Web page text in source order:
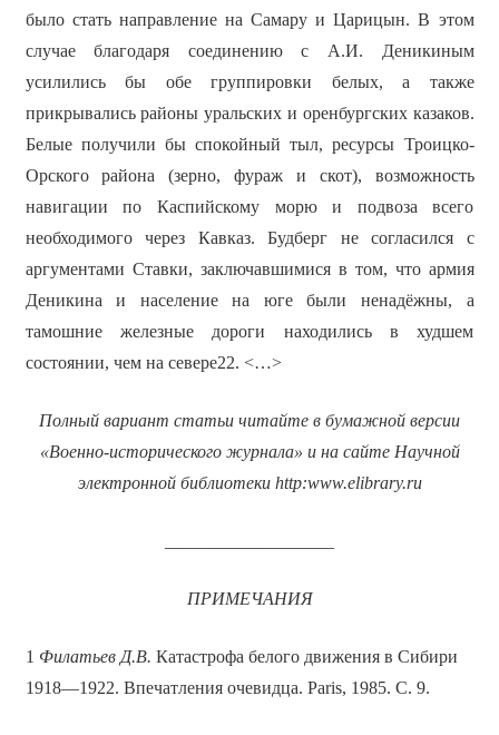
было стать направление на Самару и Царицын. В этом
случае благодаря соединению с А.И. Деникиным
усилились бы обе группировки белых, а также
прикрывались районы уральских и оренбургских казаков.
Белые получили бы спокойный тыл, ресурсы Троицко-
Орского района (зерно, фураж и скот), возможность
навигации по Каспийскому морю и подвоза всего
необходимого через Кавказ. Будберг не согласился с
аргументами Ставки, заключавшимися в том, что армия
Деникина и население на юге были ненадёжны, а
тамошние железные дороги находились в худшем
состоянии, чем на севере22. <…>
Полный вариант статьи читайте в бумажной версии
«Военно-исторического журнала» и на сайте Научной
электронной библиотеки http:www.elibrary.ru
ПРИМЕЧАНИЯ
1 Филатьев Д.В. Катастрофа белого движения в Сибири
1918—1922. Впечатления очевидца. Paris, 1985. С. 9.